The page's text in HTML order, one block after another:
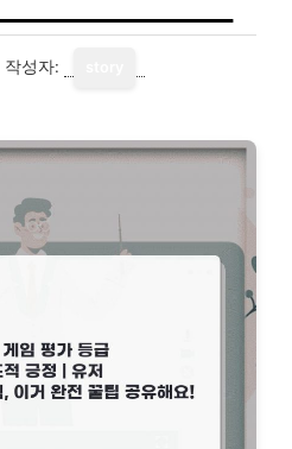
작성자: